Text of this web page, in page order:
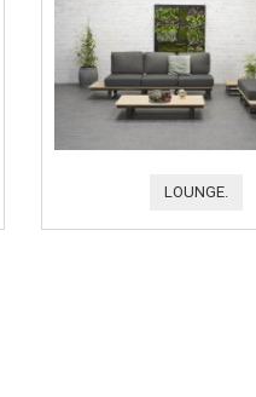
LOUNGE.